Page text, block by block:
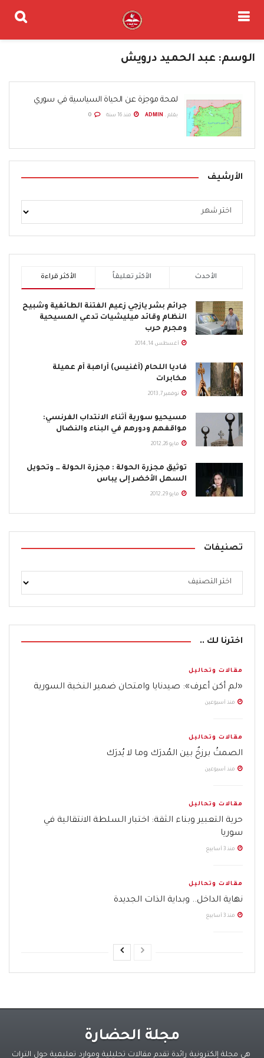
الوسم: عبد الحميد درويش
لمحة موجزة عن الحياة السياسية في سوري
بقلم . ADMIN منذ 16 سنة
الأرشيف
الأكثر قراءة الأكثر تعليقاً الأحدث
جرائم بشر يازجي زعيم الفتنة الطائفية وشبيح
النظام وقائد ميليشيات تدعي المسيحية
ومجرم حرب
أغسطس 14, 2014
فاديا اللحام (أغنيس) أراهبة أم عميلة
مخابرات
نوفمبر 7, 2013
مسيحيو سورية أثناء الانتداب الفرنسي:
مواقفهم ودورهم في البناء والنضال
مايو 26, 2012
توثيق مجزرة الحولة : مجزرة الحولة … وتحويل
السهل الأخضر إلى يباس
مايو 29, 2012
تصنيفات
اخترنا لك ..
مقالات وتحاليل
«لم أكن أعرف»: صيدنايا وامتحان ضمير النخبة السورية
منذ أسبوعين
مقالات وتحاليل
الصمتُ برزخٌ بين المُدرَك وما لا يُدرَك
منذ أسبوعين
مقالات وتحاليل
حرية التعبير وبناء الثقة: اختبار السلطة الانتقالية في
سوريا
منذ 3 أسابيع
مقالات وتحاليل
نهاية الداخل.. وبداية الذات الجديدة
منذ 3 أسابيع
مجلة الحضارة
هي مجلة إلكترونية رائدة تقدم مقالات تحليلية وموارد تعليمية حول التراث